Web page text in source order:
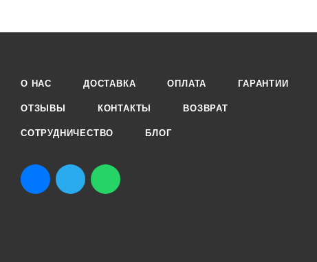
О НАС ДОСТАВКА ОПЛАТА ГАРАНТИИ
ОТЗЫВЫ КОНТАКТЫ ВОЗВРАТ
СОТРУДНИЧЕСТВО БЛОГ